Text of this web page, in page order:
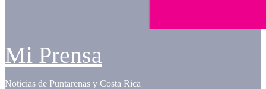
Mi Prensa
Noticias de Puntarenas y Costa Rica